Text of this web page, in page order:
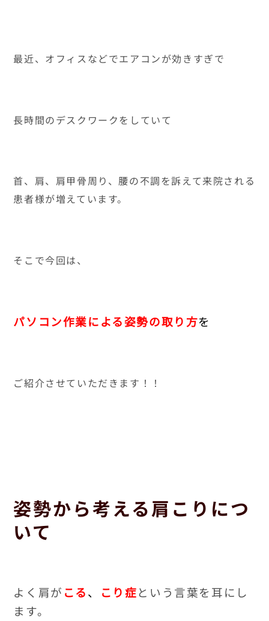
最近、オフィスなどでエアコンが効きすぎで
長時間のデスクワークをしていて
首、肩、肩甲骨周り、腰の不調を訴えて来院される
患者様が増えています。
そこで今回は、
パソコン作業による姿勢の取り方を
ご紹介させていただきます！！
姿勢から考える肩こりにつ
いて
よく肩が こる、 こり症という言葉を耳にし
ます。